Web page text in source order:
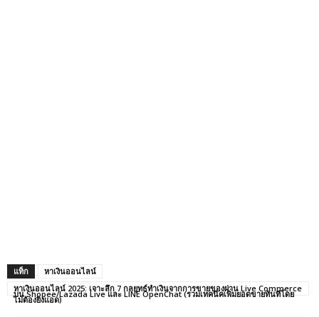
แท็ก
หาเงินออนไลน์
หาเงินออนไลน์ 2025: เจาะลึก 7 กลยุทธ์ทำเงินจากการขายของผ่าน Live Commerce
บน Shopee/Lazada Live และ LINE OpenChat (รวมเทคนิคเพิ่มยอดขายทันทีโดย
ไม่ต้องยิงแอด)